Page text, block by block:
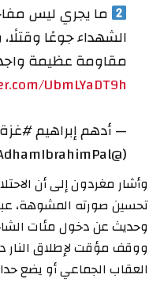
ما يجري ليس
الشهداء جوعًا
مقاومة عظيمة
UbmLYaDT9h
— أدهم إبراهيم #غزة
(@AdhamIbrahimPal)
وأشار مغردون إلى أن
تحسين صورته المشوهة،
وحديث عن دخول مئات
ووقف مؤقت لإطلاق
العقاب الجماعي أو يضع حدا